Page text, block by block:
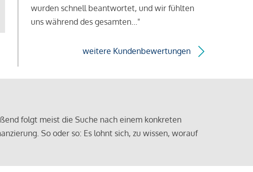
wurden schnell beantwortet, und wir fühlten
uns während des gesamten..."
weitere Kundenbewertungen
folgt meist die Suche nach einem konkreten
So oder so: Es lohnt sich, zu wissen, worauf